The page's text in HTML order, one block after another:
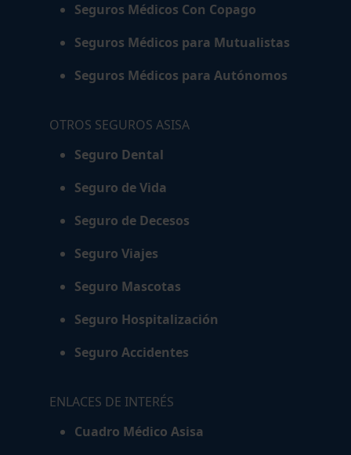
Seguros Médicos Con Copago
Seguros Médicos para Mutualistas
Seguros Médicos para Autónomos
OTROS SEGUROS ASISA
Seguro Dental
Seguro de Vida
Seguro de Decesos
Seguro Viajes
Seguro Mascotas
Seguro Hospitalización
Seguro Accidentes
ENLACES DE INTERÉS
Cuadro Médico Asisa